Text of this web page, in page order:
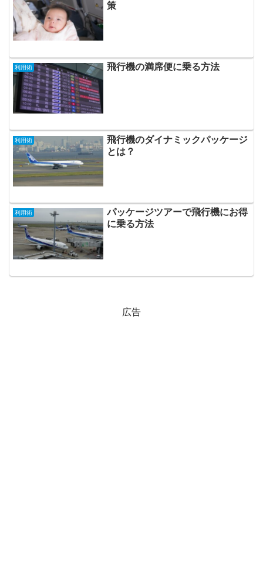
策
利用術 飛行機の満席便に乗る方法
利用術
飛行機のダイナミックパッケージ
とは？
利用術
パッケージツアーで飛行機にお得
に乗る方法
広告